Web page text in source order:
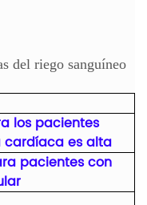
del riego sanguíneo
los pacientes
cardíaca es alta
pacientes con